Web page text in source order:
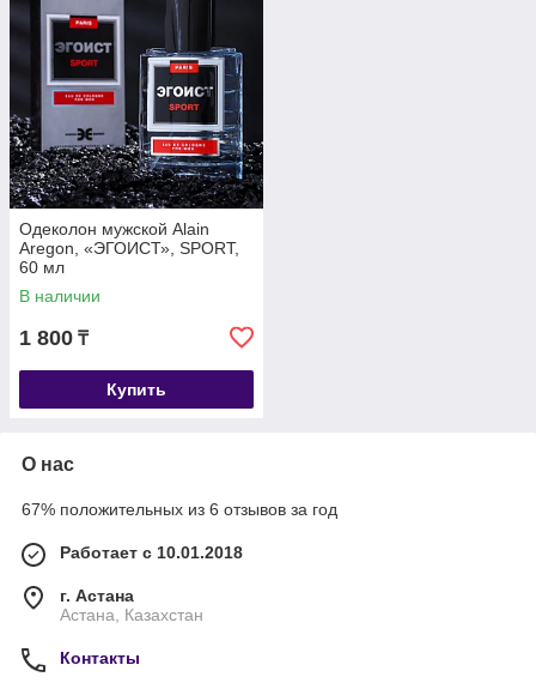
Одеколон мужской Alain
Aregon, «ЭГОИСТ», SPORT,
60 мл
В наличии
1 800 ₸
Купить
О нас
67% положительных из 6 отзывов за год
Работает с 10.01.2018
г. Астана
Астана, Казахстан
Контакты